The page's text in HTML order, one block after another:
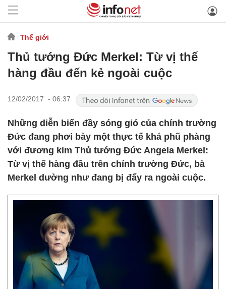
Thế giới
Thủ tướng Đức Merkel: Từ vị thế
hàng đầu đến kẻ ngoài cuộc
12/02/2017 - 06:37
Những diễn biến đầy sóng gió của chính trường
Đức đang phơi bày một thực tế khá phũ phàng
với đương kim Thủ tướng Đức Angela Merkel:
Từ vị thế hàng đầu trên chính trường Đức, bà
Merkel dường như đang bị đẩy ra ngoài cuộc.